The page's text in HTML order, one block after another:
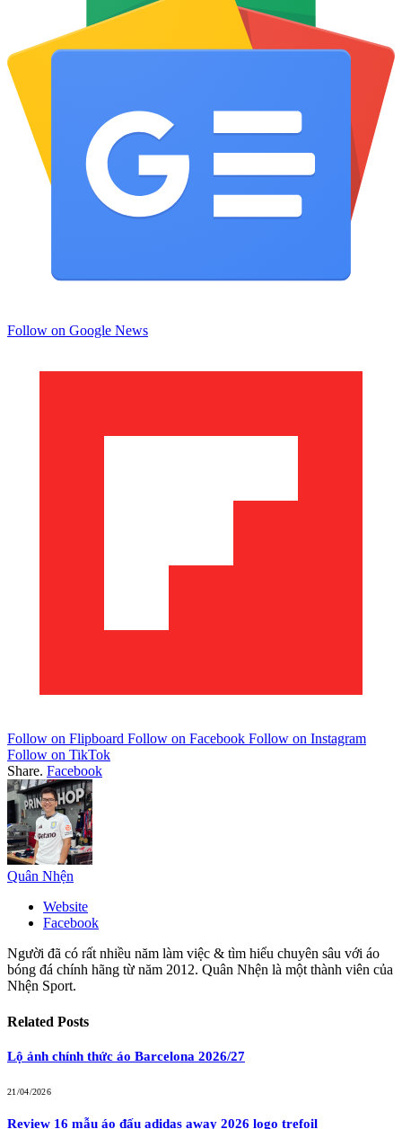
Follow on Google News
Follow on Flipboard Follow on Facebook Follow on Instagram
Follow on TikTok
Share. Facebook
Quân Nhện
Website
Facebook
Người đã có rất nhiều năm làm việc & tìm hiểu chuyên sâu với áo
bóng đá chính hãng từ năm 2012. Quân Nhện là một thành viên của
Nhện Sport.
Related Posts
Lộ ảnh chính thức áo Barcelona 2026/27
21/04/2026
Review 16 mẫu áo đấu adidas away 2026 logo trefoil